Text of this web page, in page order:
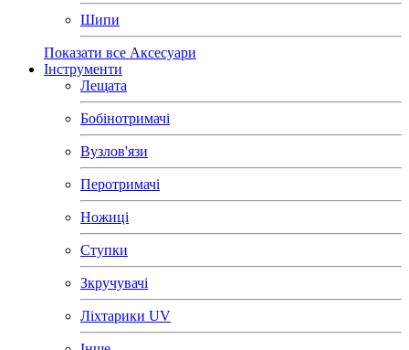
Шипи
Показати все Аксесуари
Інструменти
Лещата
Бобінотримачі
Вузлов'язи
Перотримачі
Ножиці
Ступки
Зкручувачі
Ліхтарики UV